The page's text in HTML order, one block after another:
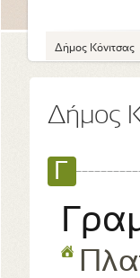
Δήμος Κόνιτσας
Δήμος